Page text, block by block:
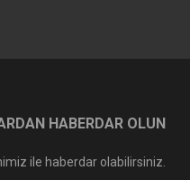
HABERDAR OLUN
ile haberdar olabilirsiniz.